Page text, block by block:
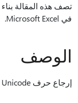
في Microsoft Excel.
الوصف
إرجاع حرف Unicode المشار إليه بالقيمة الرقمية المُعطاة.